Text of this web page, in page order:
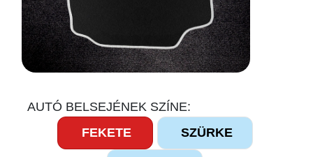
AUTÓ BELSEJÉNEK SZÍNE:
FEKETE
SZÜRKE